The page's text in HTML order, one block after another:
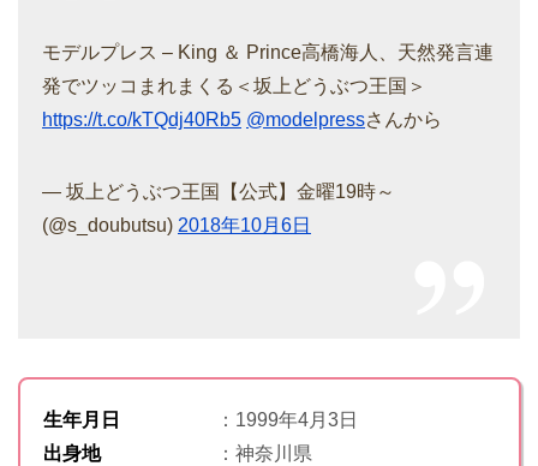
モデルプレス – King ＆ Prince高橋海人、天然発言連
発でツッコまれまくる＜坂上どうぶつ王国＞
https://t.co/kTQdj40Rb5 @modelpressさんから
— 坂上どうぶつ王国【公式】金曜19時～
(@s_doubutsu) 2018年10月6日
生年月日
：1999年4月3日
出身地：神奈川県